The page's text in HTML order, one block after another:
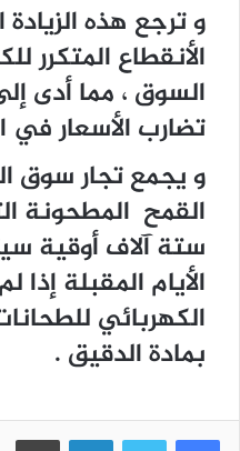
و ترجع هذه
الأنقطاع المتكرر
السوق ، مما أدى
تضارب الأسعار في
و يجمع تجار سوق
القمح المطحونة
ستة آلاف أوقية
الأيام المقبلة إذا
الكهربائي
بمادة الدقيق .
فيسبوك تويتر لينكدإن